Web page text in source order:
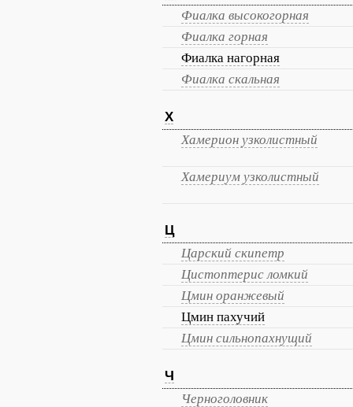
Фиалка высокогорная
Фиалка горная
Фиалка нагорная
Фиалка скальная
Х
Хамерион узколистный
Хамериум узколистный
Ц
Царский скипетр
Цистоптерис ломкий
Цмин оранжевый
Цмин пахучий
Цмин сильнопахнущий
Ч
Черноголовник